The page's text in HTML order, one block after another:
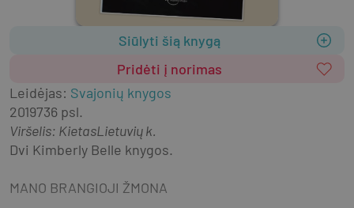
Siūlyti šią knygą
Pridėti į norimas
Leidėjas: Svajonių knygos
2019736 psl.
Viršelis: KietasLietuvių k.
Dvi Kimberly Belle knygos.
MANO BRANGIOJI ŽMONA